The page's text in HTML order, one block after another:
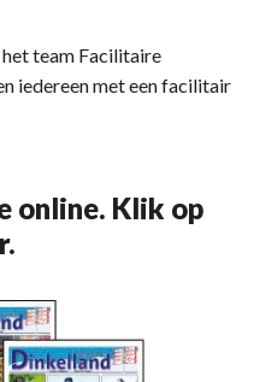
het team Facilitaire
iedereen met een facilitair
online. Klik op